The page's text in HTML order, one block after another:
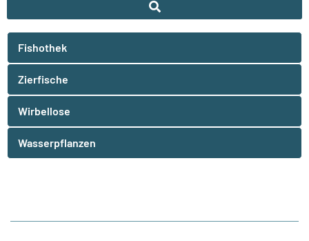
Fishothek
Zierfische
Wirbellose
Wasserpflanzen